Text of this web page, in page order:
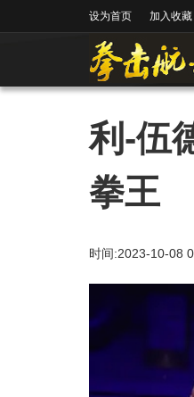
设为首页 加入收藏
利-伍
拳王
时间:2023-10-